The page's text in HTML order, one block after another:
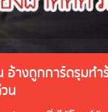
อ้างถูกการ์ดรุมท
น